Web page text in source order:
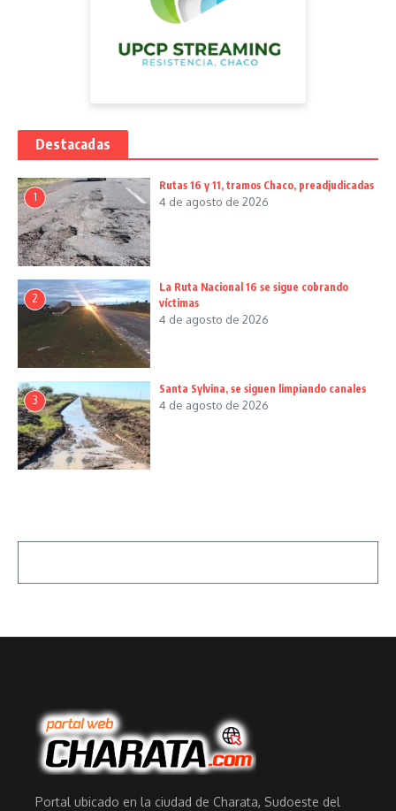
Destacadas
1
Rutas 16 y 11, tramos Chaco, preadjudicadas
4 de agosto de 2026
2
La Ruta Nacional 16 se sigue cobrando
víctimas
4 de agosto de 2026
3
Santa Sylvina, se siguen limpiando canales
4 de agosto de 2026
Portal ubicado en la ciudad de Charata, Sudoeste del